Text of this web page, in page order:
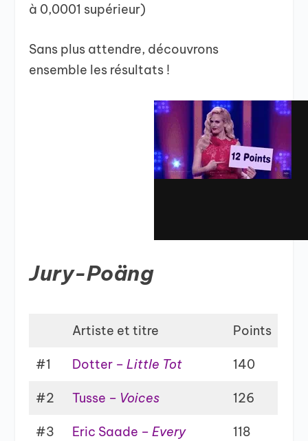
à 0,0001 supérieur)
Sans plus attendre, découvrons
ensemble les résultats !
Jury-Poäng
Artiste et titre Points
#1 Dotter –Little Tot 140
#2 Tusse – Voices 126
#3 Eric Saade –Every
118